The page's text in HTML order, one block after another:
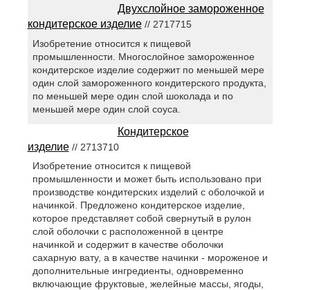
Двухслойное замороженное
кондитерское изделие// 2717715
Изобретение относится к пищевой
промышленности. Многослойное замороженное
кондитерское изделие содержит по меньшей мере
один слой замороженного кондитерского продукта,
по меньшей мере один слой шоколада и по
меньшей мере один слой соуса.
Кондитерское
изделие// 2713710
Изобретение относится к пищевой
промышленности и может быть использовано при
производстве кондитерских изделий с оболочкой и
начинкой. Предложено кондитерское изделие,
которое представляет собой свернутый в рулон
слой оболочки с расположенной в центре
начинкой и содержит в качестве оболочки
сахарную вату, а в качестве начинки - мороженое и
дополнительные ингредиенты, одновременно
включающие фруктовые, желейные массы, ягоды,